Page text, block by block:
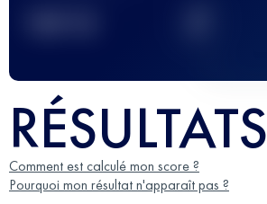
RÉSULTATS
Comment est calculé mon score ?
Pourquoi mon résultat n'apparaît pas ?